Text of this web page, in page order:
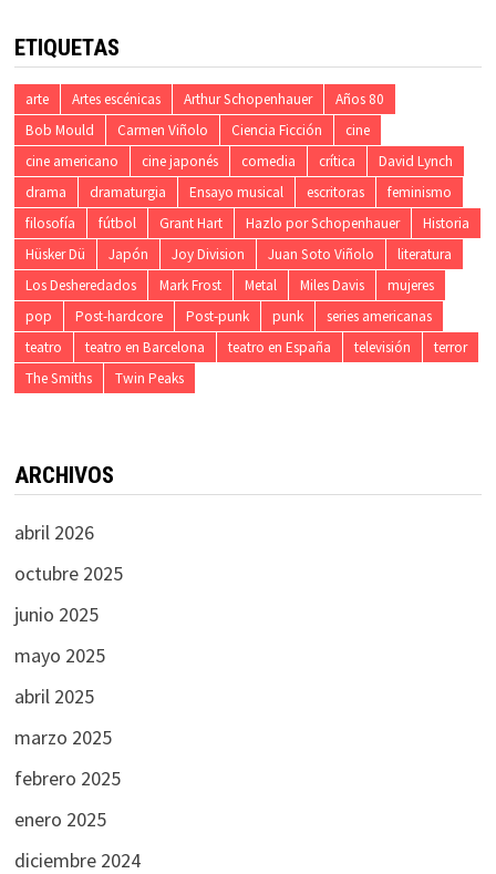
ETIQUETAS
arte Artes escénicas Arthur Schopenhauer
Años 80
Bob Mould
Carmen Viñolo Ciencia Ficción
cine
cine americano
cine japonés comedia crítica
David Lynch
drama
dramaturgia Ensayo musical escritoras
feminismo
filosofía
fútbol Grant Hart Hazlo por Schopenhauer
Historia
Hüsker Dü
Japón Joy Division Juan Soto Viñolo
literatura
Los Desheredados
Mark Frost Metal Miles Davis
mujeres
pop
Post-hardcore Post-punk punk
series americanas
teatro
teatro en Barcelona teatro en España televisión
terror
The Smiths
Twin Peaks
ARCHIVOS
abril 2026
octubre 2025
junio 2025
mayo 2025
abril 2025
marzo 2025
febrero 2025
enero 2025
diciembre 2024